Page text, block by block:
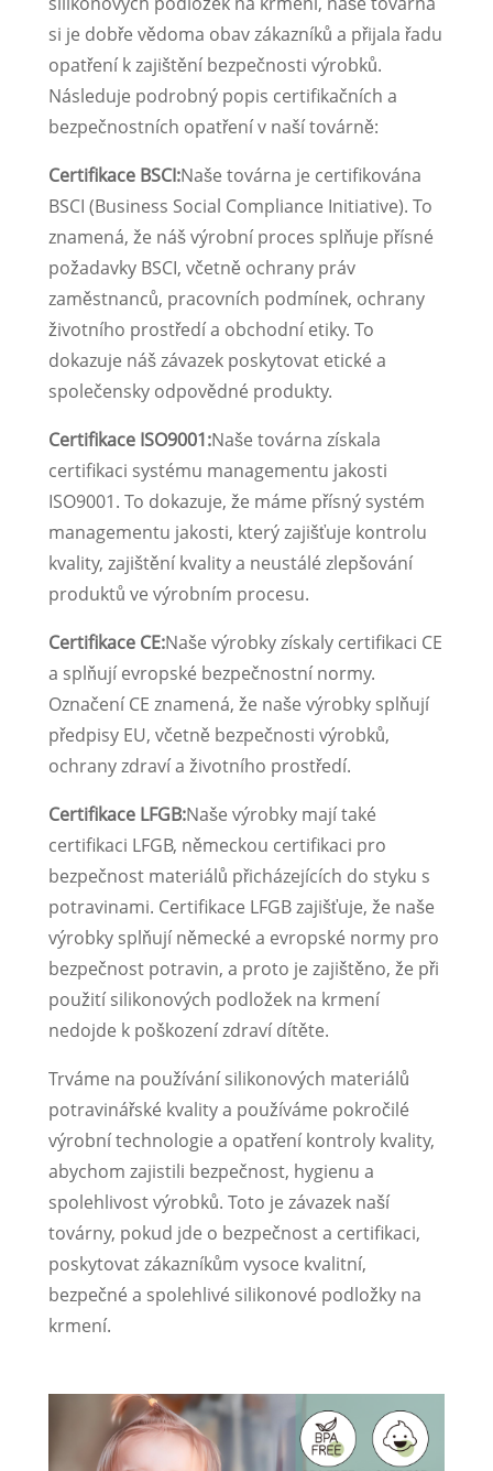
si je dobře vědoma obav zákazníků a přijala řadu
opatření k zajištění bezpečnosti výrobků.
Následuje podrobný popis certifikačních a
bezpečnostních opatření v naší továrně:
Certifikace BSCI:Naše továrna je certifikována
BSCI (Business Social Compliance Initiative). To
znamená, že náš výrobní proces splňuje přísné
požadavky BSCI, včetně ochrany práv
zaměstnanců, pracovních podmínek, ochrany
životního prostředí a obchodní etiky. To
dokazuje náš závazek poskytovat etické a
společensky odpovědné produkty.
Certifikace ISO9001:Naše továrna získala
certifikaci systému managementu jakosti
ISO9001. To dokazuje, že máme přísný systém
managementu jakosti, který zajišťuje kontrolu
kvality, zajištění kvality a neustálé zlepšování
produktů ve výrobním procesu.
Certifikace CE:Naše výrobky získaly certifikaci CE
a splňují evropské bezpečnostní normy.
Označení CE znamená, že naše výrobky splňují
předpisy EU, včetně bezpečnosti výrobků,
ochrany zdraví a životního prostředí.
Certifikace LFGB:Naše výrobky mají také
certifikaci LFGB, německou certifikaci pro
bezpečnost materiálů přicházejících do styku s
potravinami. Certifikace LFGB zajišťuje, že naše
výrobky splňují německé a evropské normy pro
bezpečnost potravin, a proto je zajištěno, že při
použití silikonových podložek na krmení
nedojde k poškození zdraví dítěte.
Trváme na používání silikonových materiálů
potravinářské kvality a používáme pokročilé
výrobní technologie a opatření kontroly kvality,
abychom zajistili bezpečnost, hygienu a
spolehlivost výrobků. Toto je závazek naší
továrny, pokud jde o bezpečnost a certifikaci,
poskytovat zákazníkům vysoce kvalitní,
bezpečné a spolehlivé silikonové podložky na
krmení.